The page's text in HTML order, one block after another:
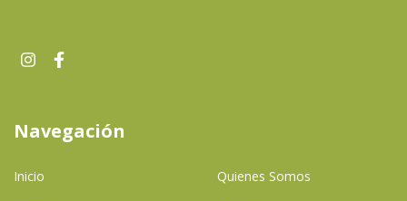
Navegación
Inicio Quienes Somos